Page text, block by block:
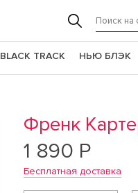
BLACK TRACK НЬЮ БЛЭК
Френк
1 890 Р
Бесплатная доставка